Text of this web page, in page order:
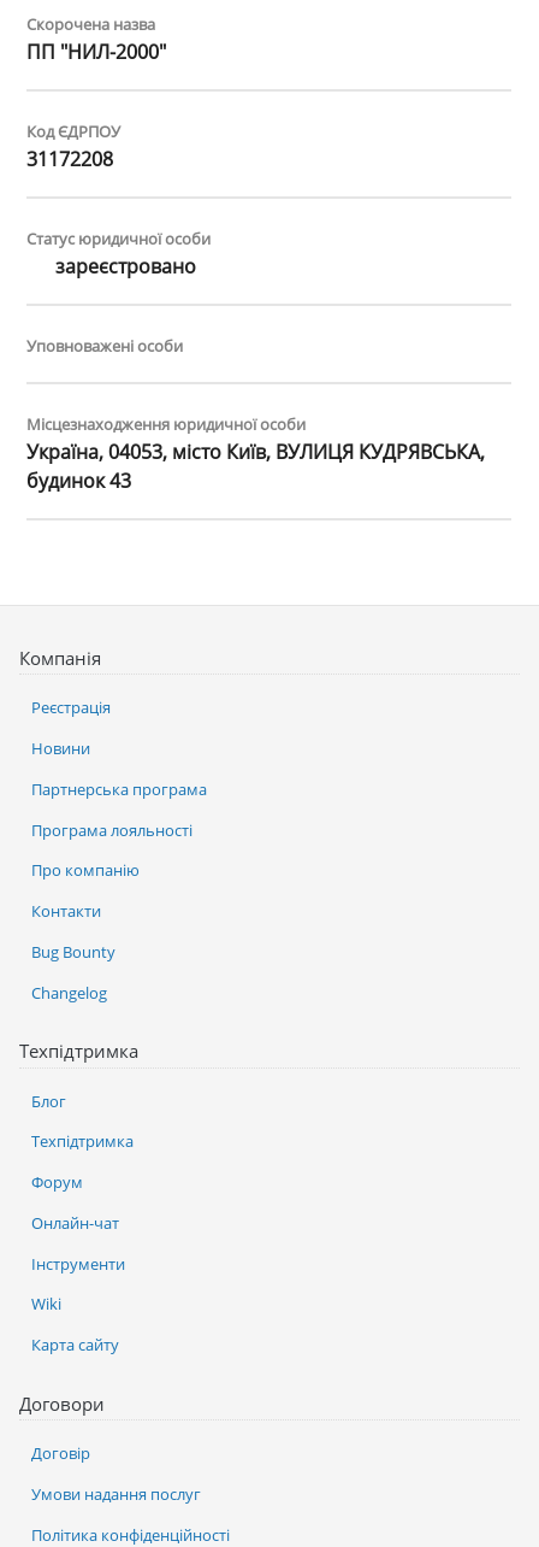
Скорочена назва
ПП "НИЛ-2000"
Код ЄДРПОУ
31172208
Статус юридичної особи
зареєстровано
Уповноважені особи
Місцезнаходження юридичної особи
Україна, 04053, місто Київ, ВУЛИЦЯ КУДРЯВСЬКА,
будинок 43
Компанія
Реєстрація
Новини
Партнерська програма
Програма лояльності
Про компанію
Контакти
Bug Bounty
Changelog
Техпідтримка
Блог
Техпідтримка
Форум
Онлайн-чат
Інструменти
Wiki
Карта сайту
Договори
Договір
Умови надання послуг
Політика конфіденційності